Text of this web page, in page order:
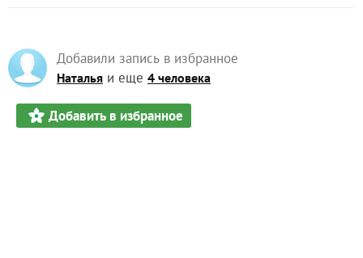
Добавили запись в избранное
Наталья и еще 4 человека
Добавить в избранное